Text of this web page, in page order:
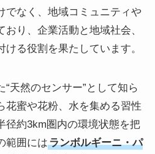
でなく、地域コミュニティや
り、企業活動と地域社会、
る役割を果たしています。
“天然のセンサー”として知ら
花蜜や花粉、水を集める習性
径約3km圏内の環境状態を把
範囲にはランボルギーニ・パ